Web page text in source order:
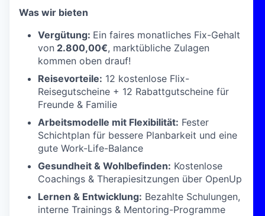
Was wir bieten
Vergütung: Ein faires monatliches Fix-Gehalt
von 2.800,00€, marktübliche Zulagen
kommen oben drauf!
Reisevorteile: 12 kostenlose Flix-
Reisegutscheine + 12 Rabattgutscheine für
Freunde & Familie
Arbeitsmodelle mit Flexibilität: Fester
Schichtplan für bessere Planbarkeit und eine
gute Work-Life-Balance
Gesundheit & Wohlbefinden: Kostenlose
Coachings & Therapiesitzungen über OpenUp
Lernen & Entwicklung: Bezahlte Schulungen,
interne Trainings & Mentoring-Programme